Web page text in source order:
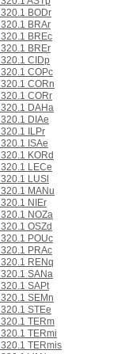
320.1 BODr
320.1 BRAr
320.1 BREc
320.1 BREr
320.1 CIDp
320.1 COPc
320.1 CORn
320.1 CORr
320.1 DAHa
320.1 DIAe
320.1 ILPr
320.1 ISAe
320.1 KORd
320.1 LECe
320.1 LUSl
320.1 MANu
320.1 NIEr
320.1 NOZa
320.1 OSZd
320.1 POUc
320.1 PRAc
320.1 RENq
320.1 SANa
320.1 SAPt
320.1 SEMn
320.1 STEe
320.1 TERm
320.1 TERmi
320.1 TERmis